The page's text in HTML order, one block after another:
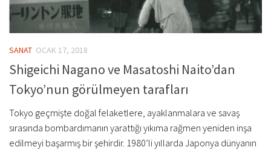
SANAT OCAK 17, 2018
Shigeichi Nagano ve Masatoshi Naito’dan
Tokyo’nun görülmeyen tarafları
Tokyo geçmişte doğal felaketlere, ayaklanmalara ve savaş
sırasında bombardımanın yarattığı yıkıma rağmen yeniden inşa
edilmeyi başarmış bir şehirdir. 1980’li yıllarda Japonya dünyanın